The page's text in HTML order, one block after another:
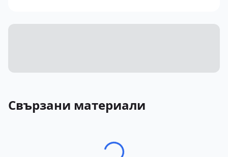
Свързани материали